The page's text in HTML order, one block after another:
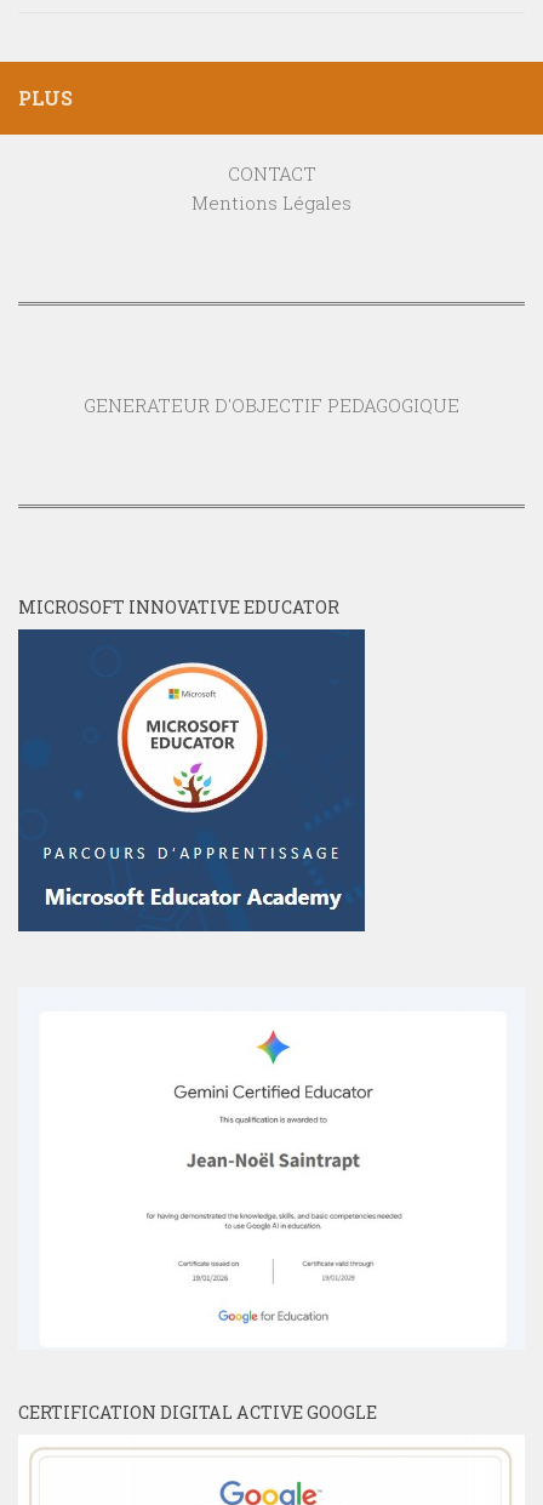
PLUS
CONTACT
Mentions Légales
GENERATEUR D'OBJECTIF PEDAGOGIQUE
MICROSOFT INNOVATIVE EDUCATOR
CERTIFICATION DIGITAL ACTIVE GOOGLE